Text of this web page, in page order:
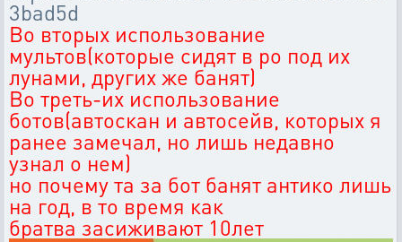
3bad5d
Во вторых использование
мультов(которые сидят в ро под их
лунами, других же банят)
Во треть-их использование
ботов(автоскан и автосейв, которых я
ранее замечал, но лишь недавно
узнал о нем)
но почему та за бот банят антико лишь
на год, в то время как
братва засиживают 10лет